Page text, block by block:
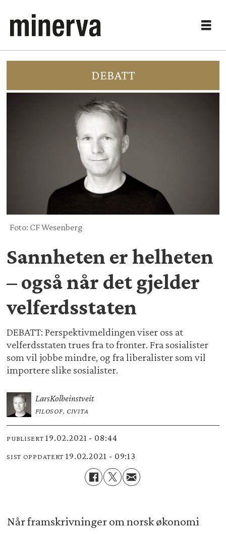
DEBATT
Foto: CF Wesenberg
Sannheten er helheten
– også når det gjelder
velferdsstaten
DEBATT: Perspektivmeldingen viser oss at
velferdsstaten trues fra to fronter. Fra sosialister
som vil jobbe mindre, og fra liberalister som vil
importere slike sosialister.
LarsKolbeinstveit
FILOSOF, CIVITA
PUBLISERT 19.02.2021 - 08:44
SIST OPPDATERT 19.02.2021 - 09:13
Når framskrivninger om norsk økonomi